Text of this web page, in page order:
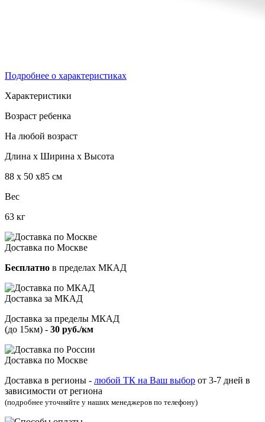
Подробнее о характеристиках
Характеристики
Возраст ребенка
На любой возраст
Длина х Ширина х Высота
88 х 50 х85 см
Вес
63 кг
Доставка по Москве
Бесплатно в пределах МКАД
Доставка за МКАД
Доставка за пределы МКАД
(до 15км) - 30 руб./км
Доставка по Москве
Доставка в регионы - любой ТК на Ваш выбор от 3‑7 дней в
зависимости от региона
(подробнее уточняйте у наших менеджеров по телефону)